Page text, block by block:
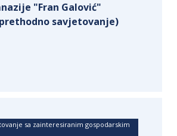
"Fran Galović"
savjetovanje)
sa zainteresiranim gospodarskim